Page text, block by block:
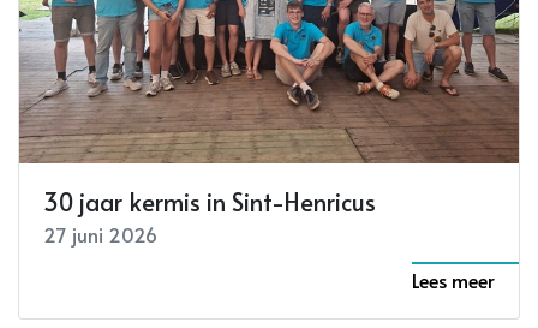
30 jaar kermis in Sint-Henricus
27 juni 2026
Lees meer